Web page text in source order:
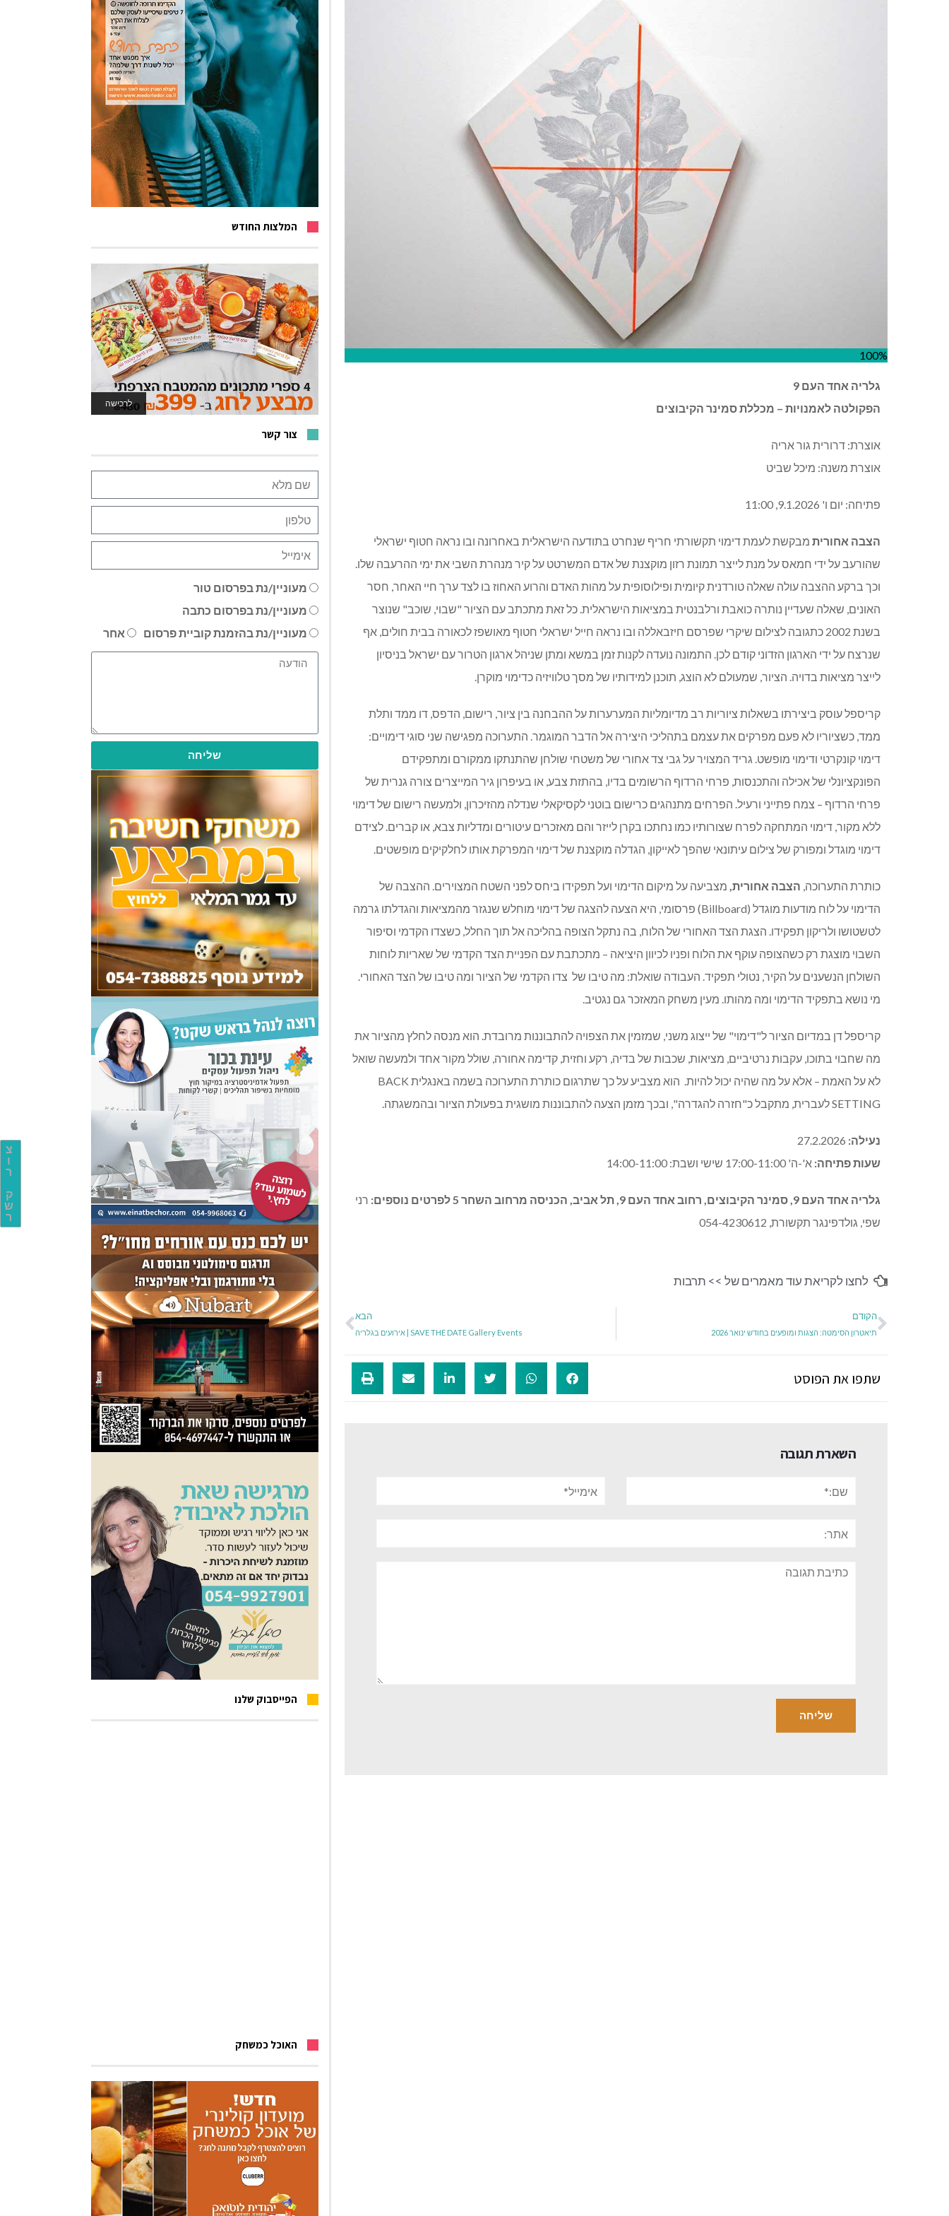
צ
ו
ר
ק
ש
ר
100%
גלריה אחד העם 9
הפקולטה לאמנויות – מכללת סמינר הקיבוצים
אוצרת: דרורית גור אריה
אוצרת משנה: מיכל שביט
פתיחה: יום ו' 9.1.2026, 11:00
הצבה אחורית מבקשת לעמת דימוי תקשורתי חריף שנחרט בתודעה הישראלית באחרונה ובו נראה חטוף ישראלי
שהורעב על ידי חמאס על מנת לייצר תמונת רזון מוקצנת של אדם המשרטט על קיר מנהרת השבי את ימי ההרעבה שלו.
וכך ברקע ההצבה עולה שאלה טורדנית קיומית ופילוסופית על מהות האדם והרוע האחוז בו לצד ערך חיי האחר, חסר
האונים, שאלה שעדיין נותרה כואבת ורלבנטית במציאות הישראלית. כל זאת מתכתב עם הציור "שבוי, שוכב" שנוצר
בשנת 2002 כתגובה לצילום שיקרי שפרסם חיזבאללה ובו נראה חייל ישראלי חטוף מאושפז לכאורה בבית חולים, אף
שנרצח על ידי הארגון הזדוני קודם לכן. התמונה נועדה לקנות זמן במשא ומתן שניהל ארגון הטרור עם ישראל בניסיון
לייצר מציאות בדויה. הציור, שמעולם לא הוצג, תוכנן למידותיו של מסך טלוויזיה כדימוי מוקרן.
קריספל עוסק ביצירתו בשאלות ציוריות רב מדיומליות המערערות על ההבחנה בין ציור, רישום, הדפס, דו ממד ותלת
ממד, כשציוריו לא פעם מפרקים את עצמם בתהליכי היצירה אל הדבר המוגמר. התערוכה מפגישה שני סוגי דימויים:
דימוי קונקרטי ודימוי מופשט. גריד המצויר על גבי צד אחורי של משטחי שולחן שהתנתקו ממקורם ומתפקידם
הפונקציונלי של אכילה והתכנסות, פרחי הרדוף הרשומים בדיו, בהתזת צבע, או בעיפרון גיר המייצרים צורה גנרית של
פרחי הרדוף – צמח פתייני ורעיל. הפרחים מתנהגים כרישום בוטני לקסיקאלי שנדלה מהזיכרון, ולמעשה רישום של דימוי
ללא מקור, דימוי המתחקה לפרח שצורותיו כמו נחתכו בקרן לייזר והם מאזכרים עיטורים ומדליות צבא, או קברים. לצידם
דימוי מוגדל ומפורק של צילום עיתונאי שהפך לאייקון, הגדלה מוקצנת של דימוי המפרקת אותו לחלקיקים מופשטים.
כותרת התערוכה, הצבה אחורית, מצביעה על מיקום הדימוי ועל תפקידו ביחס לפני השטח המצוירים. ההצבה של
הדימוי על לוח מודעות מוגדל (Billboard) פרסומי, היא הצעה להצגה של דימוי מוחלש שנגזר מהמציאות והגדלתו גרמה
לטשטושו ולריקון תפקידו. הצגת הצד האחורי של הלוח, בה נתקל הצופה בהליכה אל תוך החלל, כשצדו הקדמי וסיפור
השבוי מוצגת רק כשהצופה עוקף את הלוח ופניו לכיוון היציאה – מתכתבת עם הפניית הצד הקדמי של שאריות לוחות
השולחן הנשענים על הקיר, נטולי תפקיד. העבודה שואלת: מה טיבו של צדו הקדמי של הציור ומה טיבו של הצד האחורי.
מי נושא בתפקיד הדימוי ומה מהותו. מעין משחק המאזכר גם נגטיב.
קריספל דן במדיום הציור ל"דימוי" של ייצוג משני, שמזמין את הצפויה להתבוננות מרובדת. הוא מנסה לחלץ מהציור את
מה שחבוי בתוכו, עקבות נרטיביים, מציאות, שכבות של בדיה, רקע וחזית, קדימה אחורה, שולל מקור אחד ולמעשה שואל
לא על האמת – אלא על מה שהיה יכול להיות.
הוא מצביע על כך שתרגום כותרת התערוכה בשמה באנגלית BACK
SETTING לעברית, מתקבל כ"חזרה להגדרה", ובכך מזמן הצעה להתבוננות מושגית בפעולת הציור ובהמשגתה.
נעילה: 27.2.2026
שעות פתיחה: א'-ה' 17:00-11:00 שישי ושבת: 14:00-11:00
גלריה אחד העם 9, סמינר הקיבוצים, רחוב אחד העם 9, תל אביב, הכניסה מרחוב השחר 5 לפרטים נוספים:
רני
שפי, גולדפינגר תקשורת, 054-4230612
לחצו לקריאת עוד מאמרים של >> תרבות
הקודם
תיאטרון הסימטה: הצגות ומופעים בחודש ינואר 2026
הבא
SAVE THE DATE Gallery Events | אירועים בגלריה
שתפו את הפוסט
השארת תגובה
תגובה
המלצות החודש
לרכישה
לאתר המשחקים
צור קשר
מעוניין/נת בפרסום טור
מעוניין/נת בפרסום כתבה
מעוניין/נת בהזמנת קוביית פרסום
אחר
שליחה
הפייסבוק שלנו
האוכל כמשחק